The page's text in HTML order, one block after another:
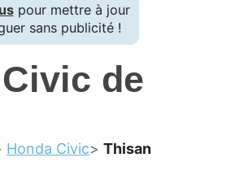
pour mettre à jour
sans publicité !
de
Honda Civic Thisan